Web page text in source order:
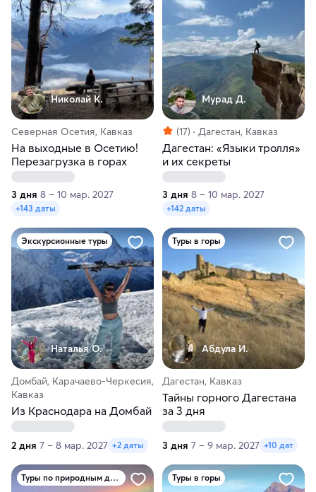
Николай К.
Северная Осетия, Кавказ
На выходные в Осетию!
Перезагрузка в горах
3 дня 8 – 10 мар. 2027
+143 даты
Мурад Д.
(17) Дагестан, Кавказ
Дагестан: «Языки тролля»
и их секреты
3 дня 8 – 10 мар. 2027
+142 даты
Экскурсионные туры
Наталья О.
Домбай, Карачаево-Черкесия,
Кавказ
Из Краснодара на Домбай
2 дня 7 – 8 мар. 2027 +2 даты
Туры в горы
Абдула И.
Дагестан, Кавказ
Тайны горного Дагестана
за 3 дня
3 дня 7 – 9 мар. 2027 +10 дат
Туры по природным достопримечательностям Туры в горы